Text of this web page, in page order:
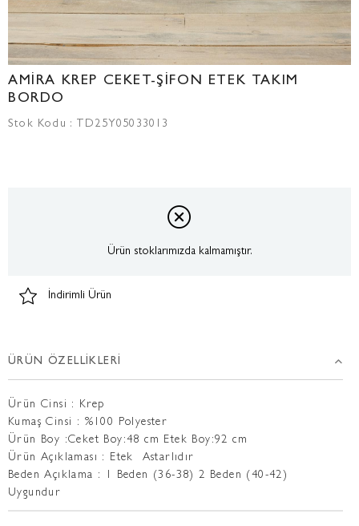
AMİRA KREP CEKET-ŞİFON ETEK TAKIM
BORDO
Stok Kodu TD25Y05033013
Ürün stoklarımızda kalmamıştır.
İndirimli Ürün
ÜRÜN ÖZELLIKLERI
Ürün Cinsi : Krep
Kumaş Cinsi : %100 Polyester
Ürün Boy :Ceket Boy:48 cm Etek Boy:92 cm
Ürün Açıklaması : Etek Astarlıdır
Beden Açıklama : 1 Beden (36-38) 2 Beden (40-42)
Uygundur